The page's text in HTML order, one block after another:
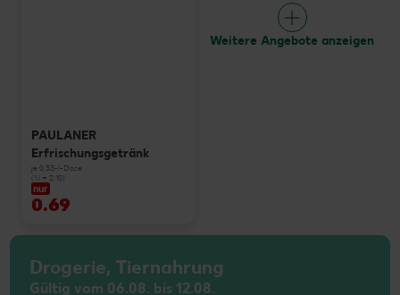
PAULANER
Erfrischungsgetränk
je 0,33-l-Dose
(1 l = 2.10)
nur
0.69
Weitere Angebote anzeigen
Drogerie, Tiernahrung
Gültig vom 06.08. bis 12.08.